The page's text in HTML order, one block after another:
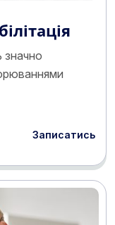
значно
Записатись